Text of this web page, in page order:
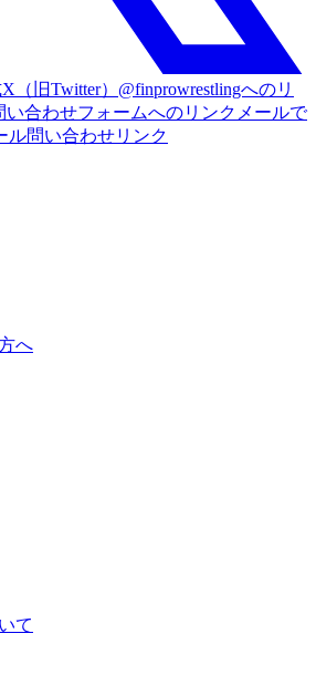
（旧Twitter）@finprowrestlingへのリ
い合わせフォームへのリンク メールで
ル問い合わせリンク
へ
て